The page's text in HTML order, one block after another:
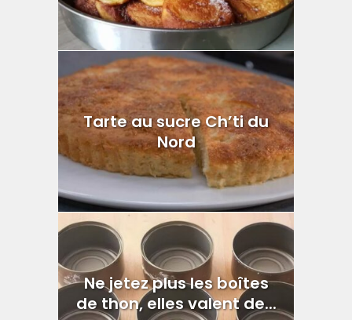
Tarte au sucre Ch’ti du
Nord
Ne jetez plus les boîtes
de thon, elles valent de...